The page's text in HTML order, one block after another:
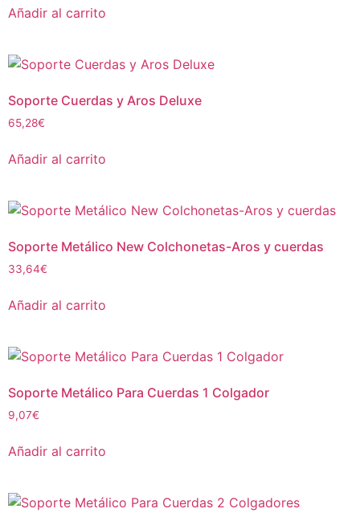
Añadir al carrito
Soporte Cuerdas y Aros Deluxe
65,28€
Añadir al carrito
Soporte Metálico New Colchonetas-Aros y cuerdas
33,64€
Añadir al carrito
Soporte Metálico Para Cuerdas 1 Colgador
9,07€
Añadir al carrito